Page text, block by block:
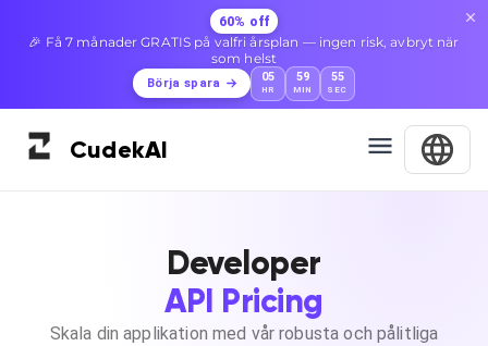
60% off
🎉 Få 7 månader GRATIS på valfri årsplan — ingen risk, avbryt när
som helst
Börja spara 05
HR
59
MIN
55
SEC
CudekAI
Developer
API Pricing
Skala din applikation med vår robusta och pålitliga